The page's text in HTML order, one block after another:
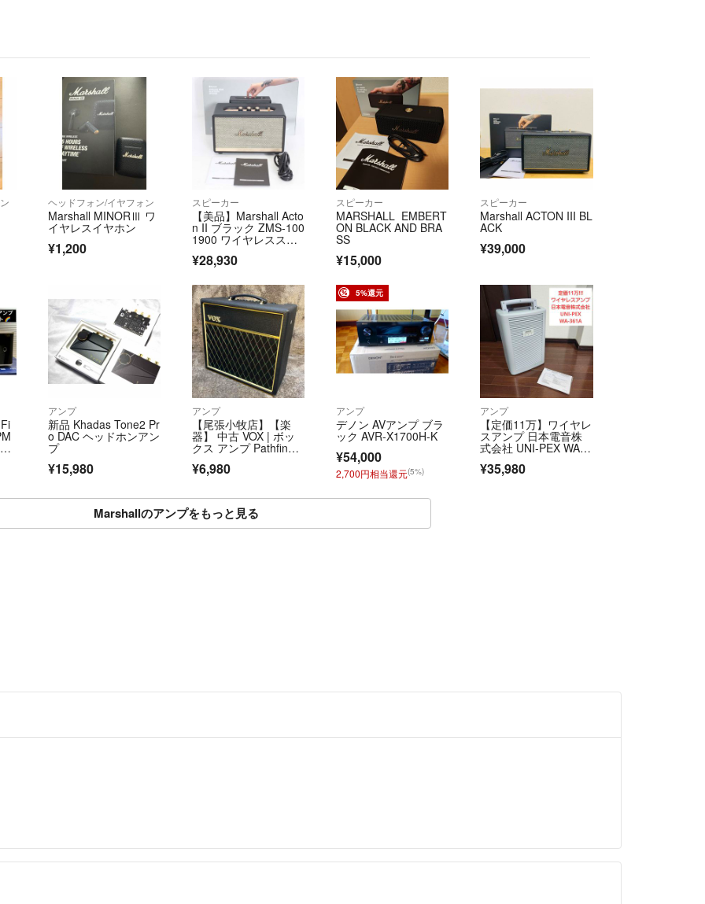
ヘッドフォン/イヤフォン
Marshall MINORⅢ ワ
イヤレスイヤホン
¥1,200
スピーカー
【美品】Marshall Acto
n II ブラック ZMS-100
1900 ワイヤレススピ
シャル アクトン 本体
¥28,930
スピーカー
MARSHALL EMBERT
ON BLACK AND BRA
SS
¥15,000
スピーカー
Marshall ACTON III BL
ACK
¥39,000
アンプ
新品 Khadas Tone2 Pr
o DAC ヘッドホンアン
プ
¥15,980
アンプ
【尾張小牧店】【楽
器】 中古 VOX | ボッ
クス アンプ Pathfinde
r 15V9158 【473】
¥6,980
5%還元
アンプ
デノン AVアンプ ブラ
ック AVR-X1700H-K
¥54,000
2,700円相当還元(5%)
アンプ
【定価11万】ワイヤレ
スアンプ 日本電音株
式会社 UNI-PEX WA-3
61A
¥35,980
Marshallのアンプをもっと見る